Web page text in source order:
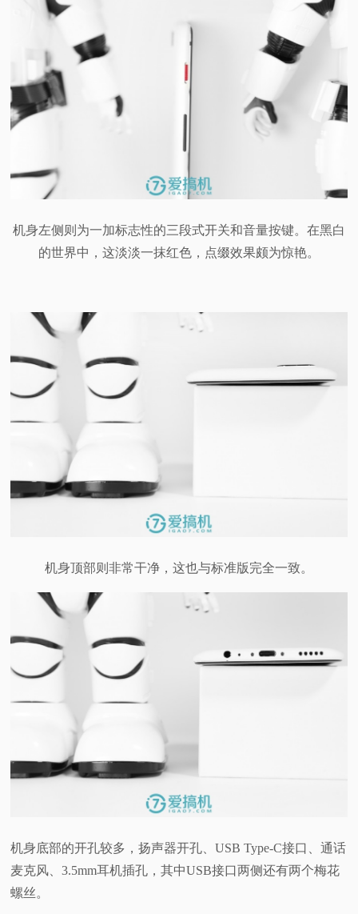
机身左侧则为一加标志性的三段式开关和音量按键。在黑白
的世界中，这淡淡一抹红色，点缀效果颇为惊艳。
机身顶部则非常干净，这也与标准版完全一致。
机身底部的开孔较多，扬声器开孔、USB Type-C接口、通话
麦克风、3.5mm耳机插孔，其中USB接口两侧还有两个梅花
螺丝。